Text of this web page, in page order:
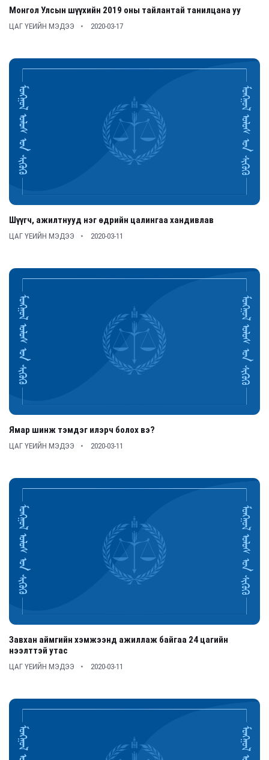
Монгол Улсын шүүхийн 2019 оны тайлантай танилцана уу
ЦАГ ҮЕИЙН МЭДЭЭ 2020-03-17
Шүүгч, ажилтнууд нэг өдрийн цалингаа хандивлав
ЦАГ ҮЕИЙН МЭДЭЭ 2020-03-11
Ямар шинж тэмдэг илэрч болох вэ?
ЦАГ ҮЕИЙН МЭДЭЭ 2020-03-11
Завхан аймгийн хэмжээнд ажиллаж байгаа 24 цагийн
нээлттэй утас
ЦАГ ҮЕИЙН МЭДЭЭ 2020-03-11